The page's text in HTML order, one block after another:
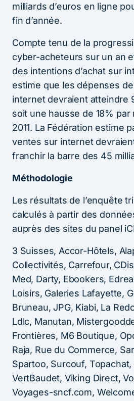
milliards d’euros en ligne
fin d’année.
Compte tenu de la
cyber-acheteurs sur un an
des intentions d’achat sur
estime que les dépenses
internet devraient atteindre
soit une hausse de 18% par
2011. La Fédération estime
ventes sur internet
franchir la barre des 45
Méthodologie
Les résultats de l’enquête
calculés à partir des
auprès des sites du panel
3 Suisses, Accor-Hôtels,
Collectivités, Carrefour,
Med, Darty, Ebookers,
Loisirs, Galeries Lafayette,
Bruneau, JPG, Kiabi, La
Ldlc, Manutan,
Frontières, M6 Boutique,
Raja, Rue du Commerce,
Spartoo, Surcouf,
VertBaudet, Viking Direct,
Voyages-sncf.com,